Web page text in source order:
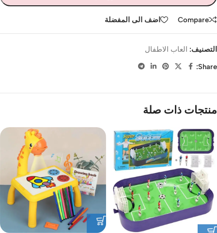
Compare اضف الى المفضلة
التصنيف: العاب الاطفال
Share:
منتجات ذات صلة